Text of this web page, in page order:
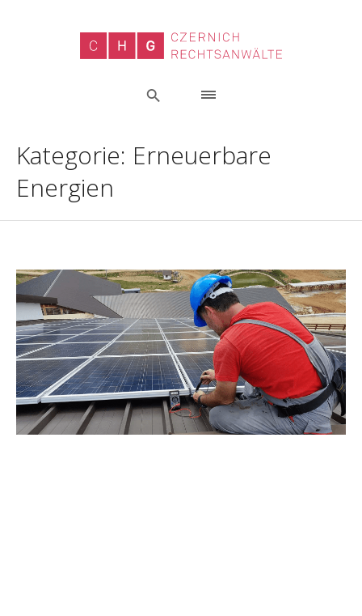
Kategorie: Erneuerbare
Energien